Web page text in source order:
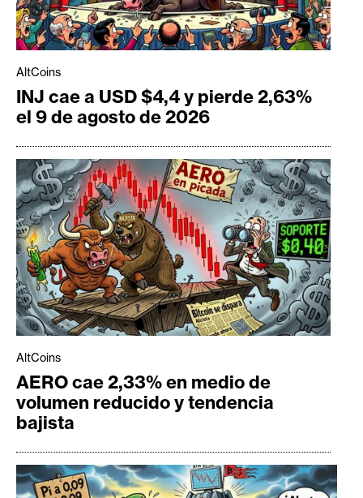
AltCoins
INJ cae a USD $4,4 y pierde 2,63%
el 9 de agosto de 2026
AltCoins
AERO cae 2,33% en medio de
volumen reducido y tendencia
bajista